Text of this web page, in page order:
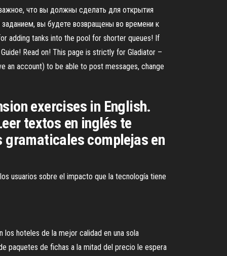
что вы должны сделать для открытия
вы будете возвращены во времени к
adding tanks into the pool for shorter queues! If
Read on! This page is strictly for Gladiator –
an account) to be able to post messages, change
exercises in English.
textos en inglés te
gramaticales complejas en
usuarios sobre el impacto que la tecnología tiene
los hoteles de la mejor calidad en una sola
paquetes de fichas a la mitad del precio le espera